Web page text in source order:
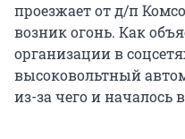
проезжает от д/п
возник огонь. Как
организации в
высоковольтный
из-за чего и началось